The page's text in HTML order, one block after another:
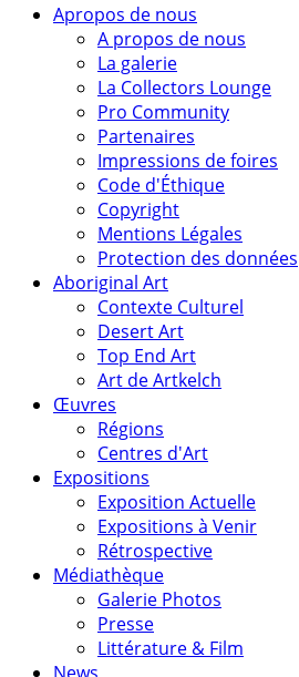
Apropos de nous
A propos de nous
La galerie
La Collectors Lounge
Pro Community
Partenaires
Impressions de foires
Code d'Éthique
Copyright
Mentions Légales
Protection des données
Aboriginal Art
Contexte Culturel
Desert Art
Top End Art
Art de Artkelch
Œuvres
Régions
Centres d'Art
Expositions
Exposition Actuelle
Expositions à Venir
Rétrospective
Médiathèque
Galerie Photos
Presse
Littérature & Film
News